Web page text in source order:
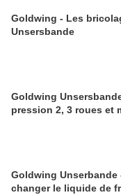
Goldwing - Les
Unsersbande
Goldwing
pression 2, 3 roues et
Goldwing Unserbande
changer le liquide de